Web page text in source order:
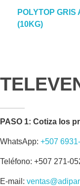
POLYTOP GRIS
(10KG)
PASO 1: Cotiza los
WhatsApp: +507
Teléfono: +507 271-
E-mail: